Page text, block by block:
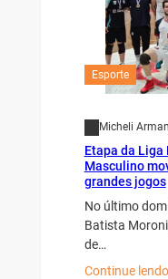
Esporte
Micheli
Etapa da
Masculino
grandes jogos
No último
Batista
de…
Continue